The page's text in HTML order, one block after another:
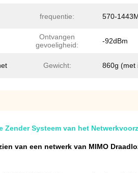
frequentie: 570-
Ontvangen
gevoeligheid:
-92dBm
Gewicht: 860g (met
Systeem van het
van een netwerk van MIMO